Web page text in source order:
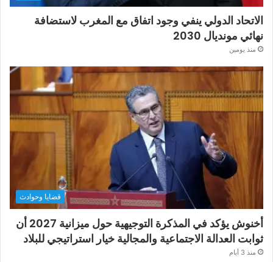
الاتحاد الدولي ينفي وجود اتفاق مع المغرب لاستضافة
نهائي مونديال 2030
منذ يومين
قضايا وحوادث
أخنوش يؤكد في المذكرة التوجيهية حول ميزانية 2027 أن
ثوابت العدالة الاجتماعية والمجالية خيار استراتيجي للبلاد
منذ 3 أيام